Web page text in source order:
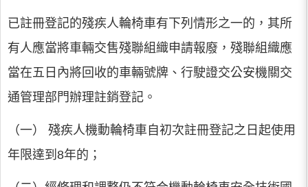
已註冊登記的殘疾人輪椅車有下列情形之一的，其所
有人應當將車輛交售殘聯組織申請報廢，殘聯組織應
當在五日內將回收的車輛號牌、行駛證交公安機關交
通管理部門辦理註銷登記。
（一） 殘疾人機動輪椅車自初次註冊登記之日起使用
年限達到8年的；